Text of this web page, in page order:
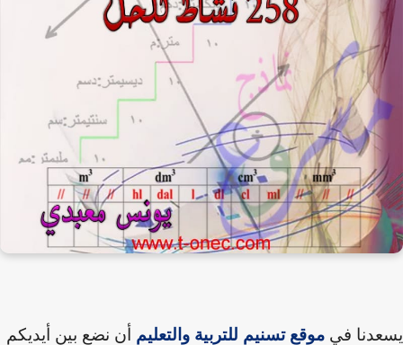
فيموقع تسنيم للتربية والتعليمأن نضع بين أيديكم